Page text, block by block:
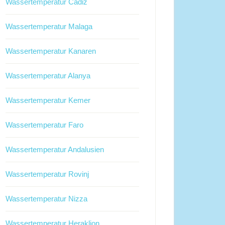
Wassertemperatur Cadiz
Wassertemperatur Malaga
Wassertemperatur Kanaren
Wassertemperatur Alanya
Wassertemperatur Kemer
Wassertemperatur Faro
Wassertemperatur Andalusien
Wassertemperatur Rovinj
Wassertemperatur Nizza
Wassertemperatur Heraklion